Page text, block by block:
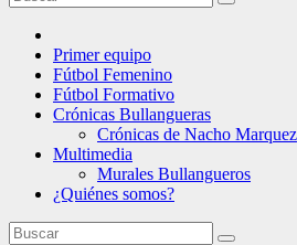
Primer equipo
Fútbol Femenino
Fútbol Formativo
Crónicas Bullangueras
Crónicas de Nacho Marquez
Multimedia
Murales Bullangueros
¿Quiénes somos?